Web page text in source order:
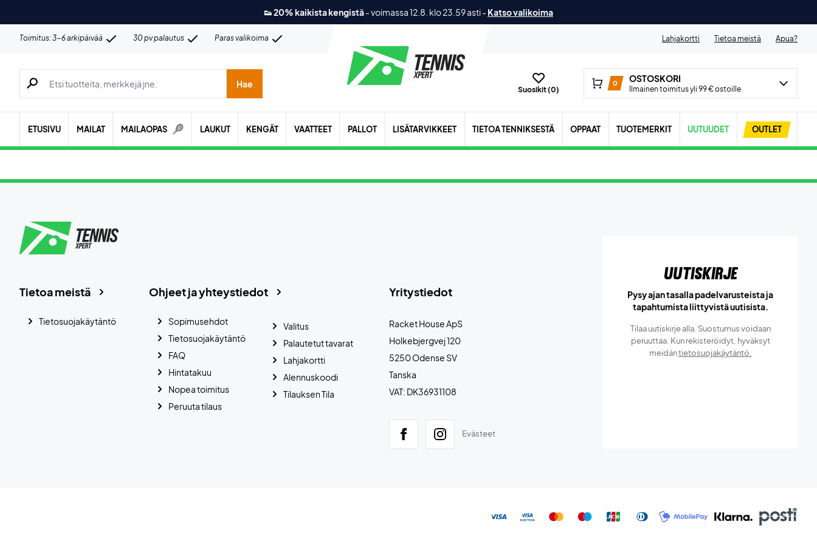
👟 20% kaikista kengistä-voimassa 12.8. klo 23.59 asti- Katso valikoima
Toimitus: 3-6 arkipäivää 30 pv palautus Paras valikoima Lahjakortti Tietoa meistä Apua?
Hae tuotteita, merkkejä jne.
Hae
Suosikit (0)
0 OSTOSKORI
Ilmainen toimitus yli 99 € ostoille
ETUSIVU MAILAT MAILAOPAS LAUKUT KENGÄT VAATTEET PALLOT LISÄTARVIKKEET TIETOA TENNIKSESTÄ OPPAAT TUOTEMERKIT UUTUUDET OUTLET
Yritystiedot
Racket House ApS
Holkebjergvej 120
5250 Odense SV
Tanska
VAT: DK36931108
Evästeet
Ohjeet ja yhteystiedot
Sopimusehdot
Tietosuojakäytäntö
FAQ
Hintatakuu
Nopea toimitus
Peruuta tilaus
Valitus
Palautetut tavarat
Lahjakortti
Alennuskoodi
Tilauksen Tila
Tietoa meistä
Tietosuojakäytäntö
Uutiskirje
Pysy ajan tasalla padelvarusteista ja
tapahtumista liittyvistä uutisista.
Tilaa uutiskirje alla. Suostumus voidaan
peruuttaa. Kun rekisteröidyt, hyväksyt
meidäntietosuojakäytäntö.